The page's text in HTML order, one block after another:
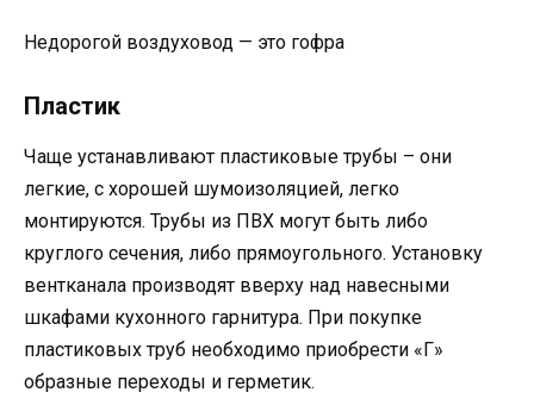
Недорогой воздуховод — это гофра
Пластик
Чаще устанавливают пластиковые трубы – они
легкие, с хорошей шумоизоляцией, легко
монтируются. Трубы из ПВХ могут быть либо
круглого сечения, либо прямоугольного. Установку
вентканала производят вверху над навесными
шкафами кухонного гарнитура. При покупке
пластиковых труб необходимо приобрести «Г»
образные переходы и герметик.